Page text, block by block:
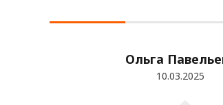
Ольга
10.03.2025